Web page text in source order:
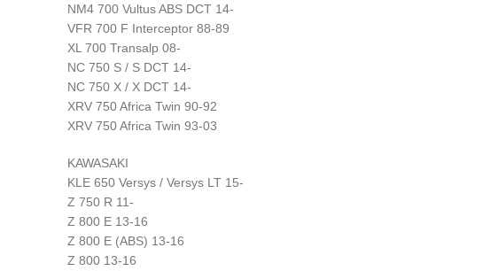
NM4 700 Vultus ABS DCT 14-
VFR 700 F Interceptor 88-89
XL 700 Transalp 08-
NC 750 S / S DCT 14-
NC 750 X / X DCT 14-
XRV 750 Africa Twin 90-92
XRV 750 Africa Twin 93-03
KAWASAKI
KLE 650 Versys / Versys LT 15-
Z 750 R 11-
Z 800 E 13-16
Z 800 E (ABS) 13-16
Z 800 13-16